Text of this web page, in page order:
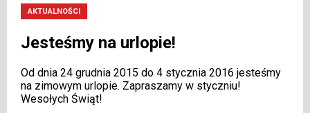
AKTUALNOŚCI
Jesteśmy na urlopie!
Od dnia 24 grudnia 2015 do 4 stycznia 2016 jesteśmy
na zimowym urlopie. Zapraszamy w styczniu!
Wesołych Świąt!